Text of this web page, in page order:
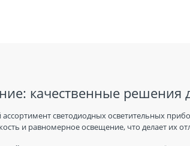
качественные решения
светодиодных осветительных
и равномерное освещение, что делает их